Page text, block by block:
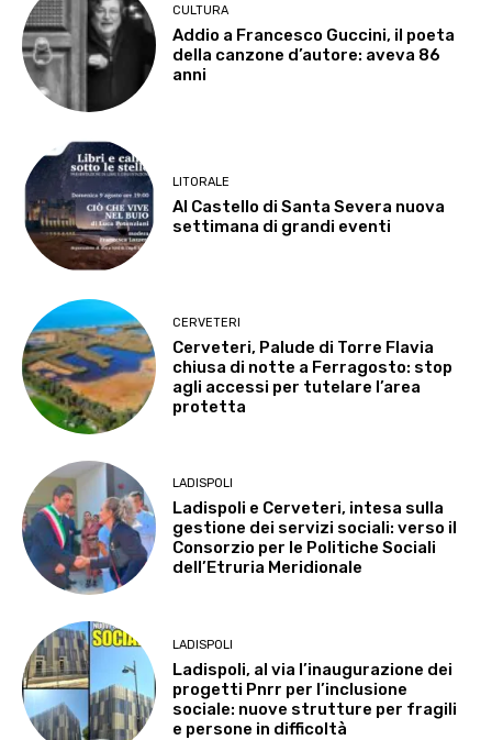
CULTURA
Addio a Francesco Guccini, il poeta
della canzone d’autore: aveva 86
anni
LITORALE
Al Castello di Santa Severa nuova
settimana di grandi eventi
CERVETERI
Cerveteri, Palude di Torre Flavia
chiusa di notte a Ferragosto: stop
agli accessi per tutelare l’area
protetta
LADISPOLI
Ladispoli e Cerveteri, intesa sulla
gestione dei servizi sociali: verso il
Consorzio per le Politiche Sociali
dell’Etruria Meridionale
LADISPOLI
Ladispoli, al via l’inaugurazione dei
progetti Pnrr per l’inclusione
sociale: nuove strutture per fragili
e persone in difficoltà